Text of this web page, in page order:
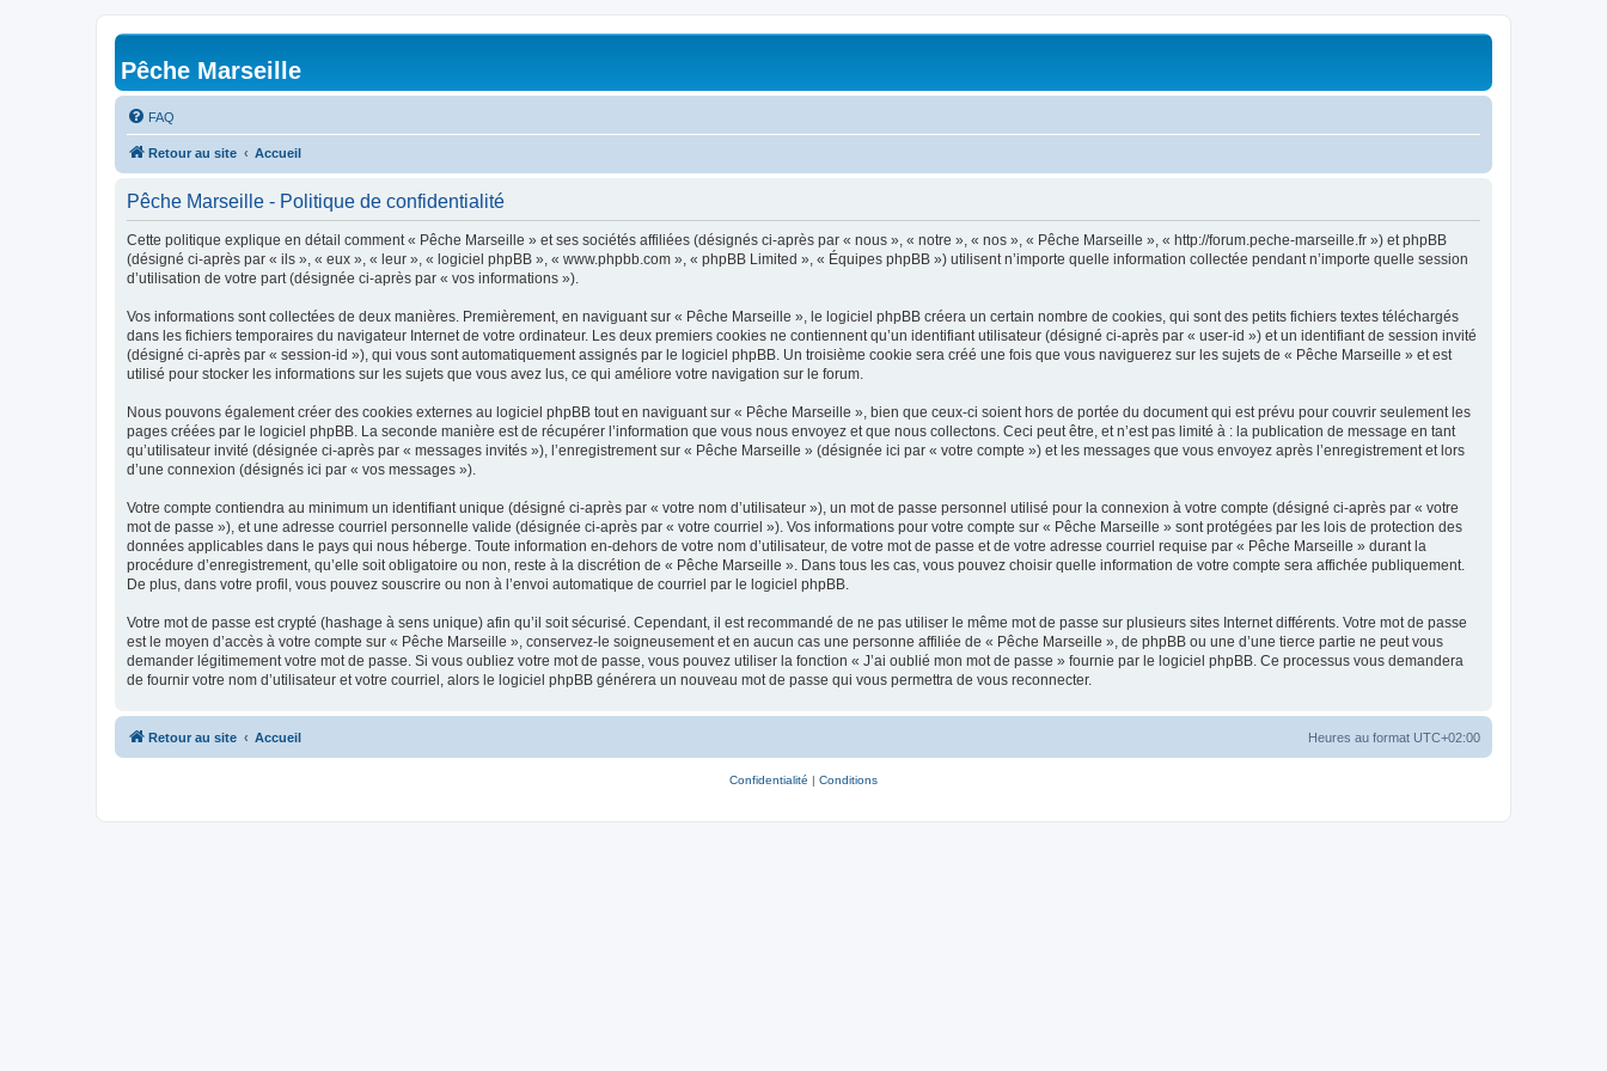
Pêche Marseille
FAQ
Retour au site Accueil
Pêche Marseille - Politique de confidentialité
Cette politique explique en détail comment « Pêche Marseille » et ses sociétés affiliées (désignés ci-après par « nous », « notre », « nos », « Pêche Marseille », « http://forum.peche-marseille.fr ») et phpBB
(désigné ci-après par « ils », « eux », « leur », « logiciel phpBB », « www.phpbb.com », « phpBB Limited », « Équipes phpBB ») utilisent n’importe quelle information collectée pendant n’importe quelle session
d’utilisation de votre part (désignée ci-après par « vos informations »).
Vos informations sont collectées de deux manières. Premièrement, en naviguant sur « Pêche Marseille », le logiciel phpBB créera un certain nombre de cookies, qui sont des petits fichiers textes téléchargés
dans les fichiers temporaires du navigateur Internet de votre ordinateur. Les deux premiers cookies ne contiennent qu’un identifiant utilisateur (désigné ci-après par « user-id ») et un identifiant de session invité
(désigné ci-après par « session-id »), qui vous sont automatiquement assignés par le logiciel phpBB. Un troisième cookie sera créé une fois que vous naviguerez sur les sujets de « Pêche Marseille » et est
utilisé pour stocker les informations sur les sujets que vous avez lus, ce qui améliore votre navigation sur le forum.
Nous pouvons également créer des cookies externes au logiciel phpBB tout en naviguant sur « Pêche Marseille », bien que ceux-ci soient hors de portée du document qui est prévu pour couvrir seulement les
pages créées par le logiciel phpBB. La seconde manière est de récupérer l’information que vous nous envoyez et que nous collectons. Ceci peut être, et n’est pas limité à : la publication de message en tant
qu’utilisateur invité (désignée ci-après par « messages invités »), l’enregistrement sur « Pêche Marseille » (désignée ici par « votre compte ») et les messages que vous envoyez après l’enregistrement et lors
d’une connexion (désignés ici par « vos messages »).
Votre compte contiendra au minimum un identifiant unique (désigné ci-après par « votre nom d’utilisateur »), un mot de passe personnel utilisé pour la connexion à votre compte (désigné ci-après par « votre
mot de passe »), et une adresse courriel personnelle valide (désignée ci-après par « votre courriel »). Vos informations pour votre compte sur « Pêche Marseille » sont protégées par les lois de protection des
données applicables dans le pays qui nous héberge. Toute information en-dehors de votre nom d’utilisateur, de votre mot de passe et de votre adresse courriel requise par « Pêche Marseille » durant la
procédure d’enregistrement, qu’elle soit obligatoire ou non, reste à la discrétion de « Pêche Marseille ». Dans tous les cas, vous pouvez choisir quelle information de votre compte sera affichée publiquement.
De plus, dans votre profil, vous pouvez souscrire ou non à l’envoi automatique de courriel par le logiciel phpBB.
Votre mot de passe est crypté (hashage à sens unique) afin qu’il soit sécurisé. Cependant, il est recommandé de ne pas utiliser le même mot de passe sur plusieurs sites Internet différents. Votre mot de passe
est le moyen d’accès à votre compte sur « Pêche Marseille », conservez-le soigneusement et en aucun cas une personne affiliée de « Pêche Marseille », de phpBB ou une d’une tierce partie ne peut vous
demander légitimement votre mot de passe. Si vous oubliez votre mot de passe, vous pouvez utiliser la fonction « J’ai oublié mon mot de passe » fournie par le logiciel phpBB. Ce processus vous demandera
de fournir votre nom d’utilisateur et votre courriel, alors le logiciel phpBB générera un nouveau mot de passe qui vous permettra de vous reconnecter.
Retour au site Accueil Heures au format UTC+02:00
Confidentialité | Conditions